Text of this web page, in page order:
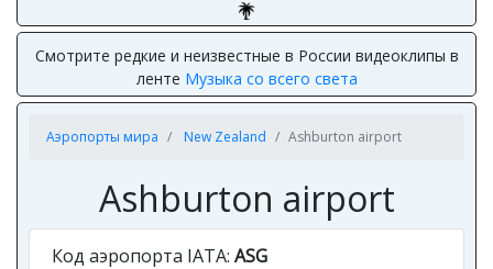
Смотрите редкие и неизвестные в России видеоклипы в
ленте Музыка со всего света
Аэропорты мира New Zealand Ashburton airport
Ashburton airport
Код аэропорта IATA: ASG